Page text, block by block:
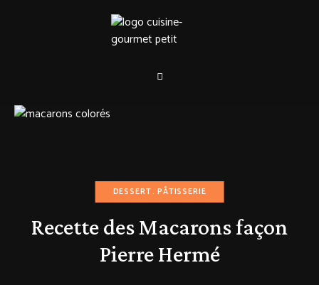
DESSERT PÂTISSERIE
Recette des Macarons façon
Pierre Hermé